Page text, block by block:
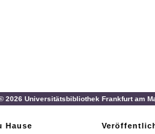
2026 Universitätsbibliothek Frankfurt am
Hause